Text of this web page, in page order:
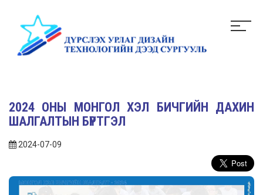
2024 ОНЫ МОНГОЛ ХЭЛ БИЧГИЙН ДАХИН
ШАЛГАЛТЫН БҮРТГЭЛ
2024-07-09